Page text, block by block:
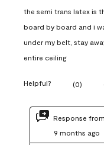
the semi trans latex is
board by board and i
under my belt, stay
entire ceiling
Helpful? (0)
Response
9 months ago